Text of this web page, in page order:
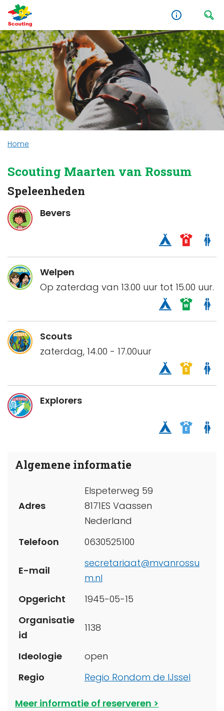
Home
Scouting Maarten van Rossum
Speleenheden
Bevers
Welpen
Op zaterdag van 13.00 uur tot 15.00 uur.
Scouts
zaterdag, 14.00 - 17.00uur
Explorers
Algemene informatie
Adres
Elspeterweg 59
8171ES Vaassen
Nederland
Telefoon
0630525100
E-mail
secretariaat@mvanrossu
m.nl
Opgericht
1945-05-15
Organisatie
id
1138
Ideologie
open
Regio
Regio Rondom de IJssel
Meer informatie of reserveren